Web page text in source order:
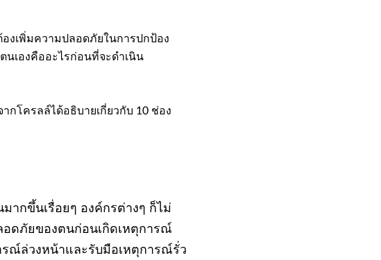
องเพิ่มความปลอดภัยในการปกป้อง
เองคืออะไรก่อนที่จะดำเนิน
โครลล์ได้อธิบายเกี่ยวกับ 10 ช่อง
ากขึ้นเรื่อยๆ องค์กรต่างๆ ก็ไม่
อดภัยของตนก่อนเกิดเหตุการณ์
รณ์ล่วงหน้าและรับมือเหตุการณ์รั่ว